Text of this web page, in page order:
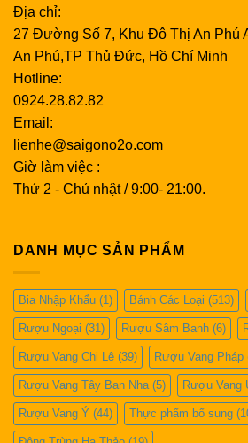
Địa chỉ:
27 Đường Số 7, Khu Đô Thị An Phú
An Phú,TP Thủ Đức, Hồ Chí Minh
Hotline:
0924.28.82.82
Email:
lienhe@saigono2o.com
Giờ làm việc :
Thứ 2 - Chủ nhật / 9:00- 21:00.
DANH MỤC SẢN PHẨM
Bia Nhập Khẩu (1) Bánh Các Loại (513)
Rượu Ngoại (31) Rượu Sâm Banh (6)
Rượu Vang Chi Lê (39) Rượu Vang Pháp
Rượu Vang Tây Ban Nha (5) Rượu Vang
Rượu Vang Ý (44) Thực phẩm bổ sung